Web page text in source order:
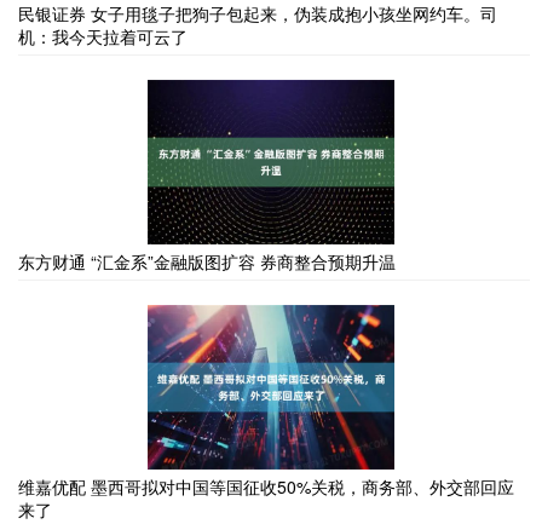
民银证券 女子用毯子把狗子包起来，伪装成抱小孩坐网约车。司
机：我今天拉着可云了
东方财通 “汇金系”金融版图扩容 券商整合预期升温
维嘉优配 墨西哥拟对中国等国征收50%关税，商务部、外交部回应
来了